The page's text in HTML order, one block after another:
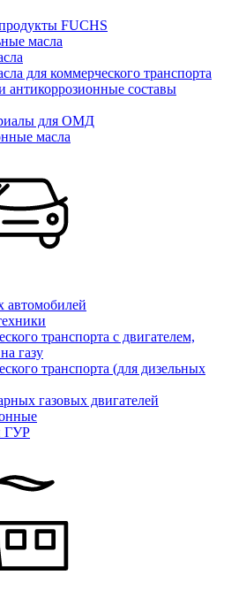
FUCHS
масла
для коммерческого транспорта
антикоррозионные составы
для ОМД
масла
автомобилей
транспорта с двигателем,
газу
транспорта (для дизельных
газовых двигателей
ГУР